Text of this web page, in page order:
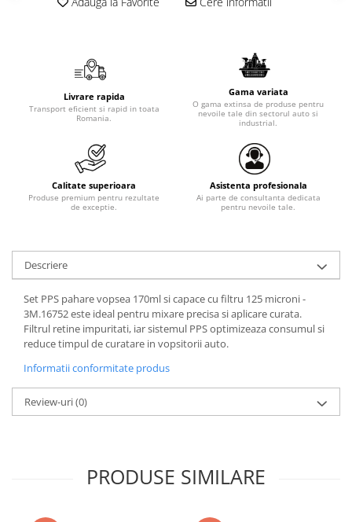
Livrare rapida
Transport eficient si rapid in toata
Romania.
Gama variata
O gama extinsa de produse pentru
nevoile tale din sectorul auto si
industrial.
Calitate superioara
Produse premium pentru rezultate
de exceptie.
Asistenta profesionala
Ai parte de consultanta dedicata
pentru nevoile tale.
Descriere
Set PPS pahare vopsea 170ml si capace cu filtru 125 microni -
3M.16752 este ideal pentru mixare precisa si aplicare curata.
Filtrul retine impuritati, iar sistemul PPS optimizeaza consumul si
reduce timpul de curatare in vopsitorii auto.
Informatii conformitate produs
Review-uri(0)
PRODUSE SIMILARE